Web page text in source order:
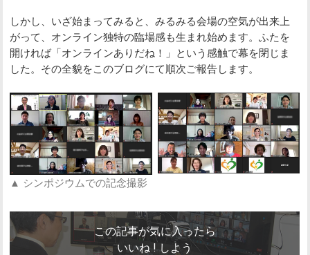
しかし、いざ始まってみると、みるみる会場の空気が出来上
がって、オンライン独特の臨場感も生まれ始めます。ふたを
開ければ「オンラインありだね！」という感触で幕を閉じま
した。その全貌をこのブログにて順次ご報告します。
▲ シンポジウムでの記念撮影
この記事が気に入ったら
いいね ! しよう